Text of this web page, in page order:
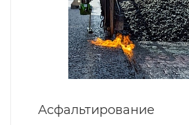
Асфальтирование